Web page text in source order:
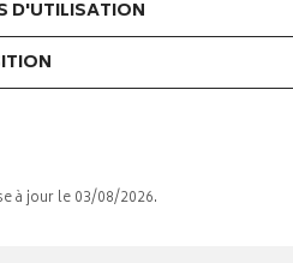
D'UTILISATION
à jour le 03/08/2026.